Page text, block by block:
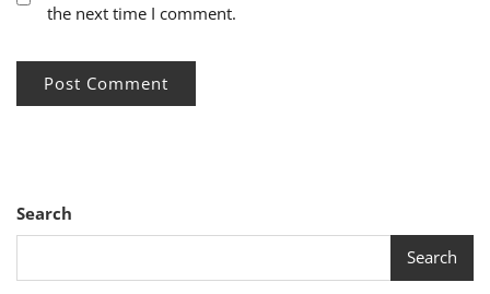
the next time I comment.
Search
Search